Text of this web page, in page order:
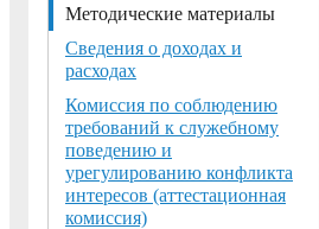
Методические материалы
Сведения о доходах и
расходах
Комиссия по соблюдению
требований к служебному
поведению и
урегулированию конфликта
интересов (аттестационная
комиссия)